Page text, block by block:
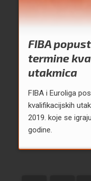
FIBA
termine
utakmica
FIBA i Euroliga
kvalifikacijskih
2019. koje se
godine.